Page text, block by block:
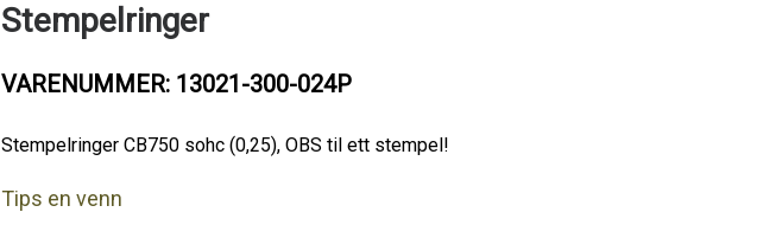
Stempelringer
VARENUMMER: 13021-300-024P
Stempelringer CB750 sohc (0,25), OBS til ett stempel!
Tips en venn